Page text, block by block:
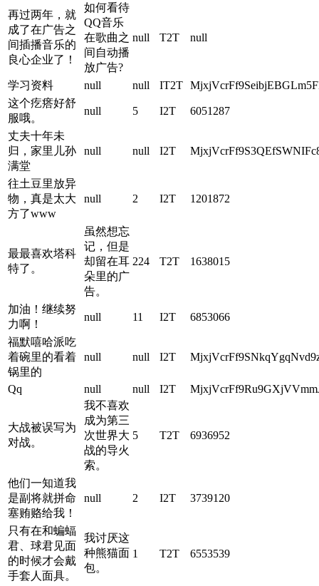
再过两年，就
成了在广告之
间插播音乐的
良心企业了！
如何看待
QQ音乐
在歌曲之
间自动播
放广告?
null T2T null
学习资料 null null IT2T
这个疙瘩好舒
服哦。
null 5 I2T 6051287
丈夫十年未
归，家里儿孙
满堂
null null I2T
往土豆里放异
物，真是太大
方了www
null 2 I2T 1201872
最最喜欢塔科
特了。
虽然想忘
记，但是
却留在耳
朵里的广
告。
224 T2T 1638015
加油！继续努
力啊！
null 11 I2T 6853066
福默嘻哈派吃
着碗里的看着
锅里的
null null I2T
Qq null null I2T
大战被误写为
对战。
我不喜欢
成为第三
次世界大
战的导火
索。
5 T2T 6936952
他们一知道我
是副将就拼命
塞贿赂给我！
null 2 I2T 3739120
只有在和蝙蝠
君、球君见面
的时候才会戴
手套人面具。
我讨厌这
种熊猫面
包。
1 T2T 6553539